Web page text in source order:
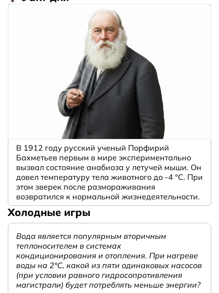
В 1912 году русский ученый Порфирий
Бахметьев первым в мире экспериментально
вызвал состояние анабиоза у летучей мыши. Он
довел температуру тела животного до -4 °C. При
этом зверек после размораживания
возвратился к нормальной жизнедеятельности.
Холодные игры
Вода является популярным вторичным
теплоносителем в системах
кондиционирования и отопления. При нагреве
воды на 2°С, какой из пяти одинаковых насосов
(при условии равного гидросопротивления
магистрали) будет потреблять меньше энергии?